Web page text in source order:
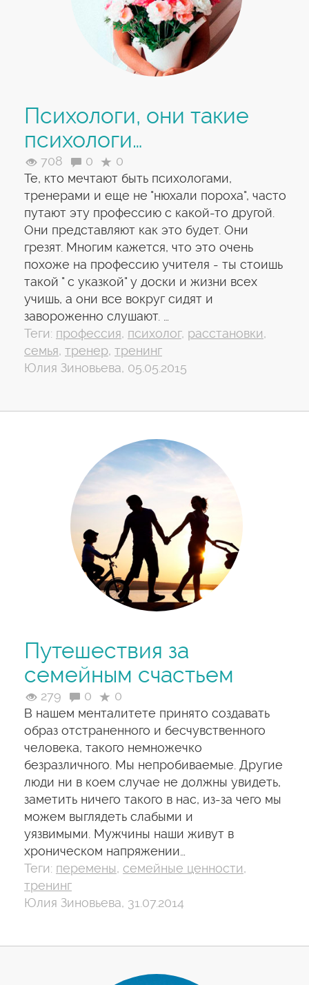
Психологи, они такие
психологи…
708 0
0
Те, кто мечтают быть психологами,
тренерами и еще не "нюхали пороха", часто
путают эту профессию с какой-то другой.
Они представляют как это будет. Они
грезят. Многим кажется, что это очень
похоже на профессию учителя - ты стоишь
такой " с указкой" у доски и жизни всех
учишь, а они все вокруг сидят и
завороженно слушают. …
Теги: профессия, психолог, расстановки,
семья, тренер, тренинг
Юлия Зиновьева, 05.05.2015
Путешествия за
семейным счастьем
279 0
0
В нашем менталитете принято создавать
образ отстраненного и бесчувственного
человека, такого немножечко
безразличного. Мы непробиваемые. Другие
люди ни в коем случае не должны увидеть,
заметить ничего такого в нас, из-за чего мы
можем выглядеть слабыми и
уязвимыми. Мужчины наши живут в
хроническом напряжении…
Теги: перемены, семейные ценности,
тренинг
Юлия Зиновьева, 31.07.2014